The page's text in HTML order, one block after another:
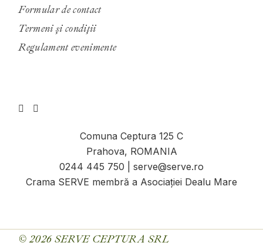
Comuna Ceptura 125 C
Prahova, ROMANIA
0244 445 750 | serve@serve.ro
Crama SERVE membră a Asociației Dealu Mare
Formular de contact
Termeni și condiții
Regulament evenimente
© 2026SERVE CEPTURA SRL